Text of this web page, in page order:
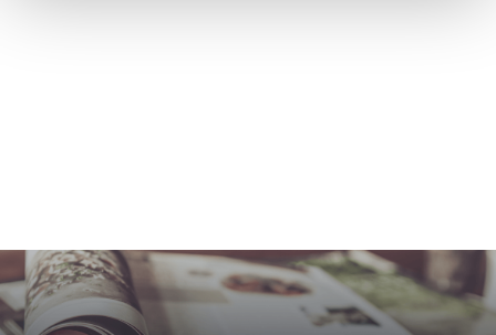
Laat ons een vrijblijvende offerte voor je proefschrift maken